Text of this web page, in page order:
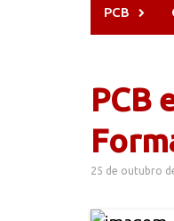
PCB
PCB
25 de outubro